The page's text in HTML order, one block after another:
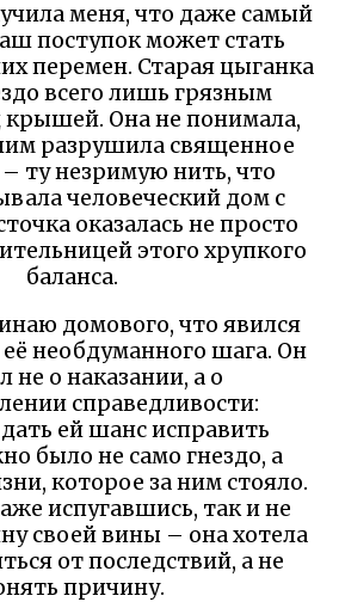
меня, что даже самый
поступок может стать
перемен. Старая цыганка
всего лишь грязным
Она не понимала,
разрушила священное
ту незримую нить, что
человеческий дом с
оказалась не просто
этого хрупкого
баланса.
домового, что явился
необдуманного шага. Он
не о наказании, а о
справедливости:
ей шанс исправить
было не само гнездо, а
которое за ним стояло.
испугавшись, так и не
своей вины – она хотела
от последствий, а не
причину.